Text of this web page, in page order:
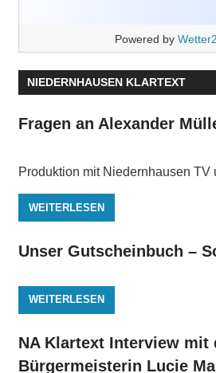
Powered by
NIEDERNHAUSEN KLARTEXT
Fragen an Alexander
Produktion mit Niedernhausen TV
WEITERLESEN
Unser Gutscheinbuch –
WEITERLESEN
NA Klartext Interview mit
Bürgermeisterin Lucie